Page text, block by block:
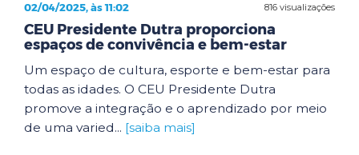
816 visualizações
02/04/2025, às 11:02
CEU Presidente Dutra proporciona
espaços de convivência e bem-estar
Um espaço de cultura, esporte e bem-estar para
todas as idades. O CEU Presidente Dutra
promove a integração e o aprendizado por meio
de uma varied... [saiba mais]